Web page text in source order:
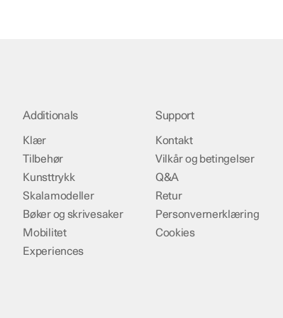
Additionals
Klær
Tilbehør
Kunsttrykk
Skalamodeller
Bøker og skrivesaker
Mobilitet
Experiences
Support
Kontakt
Vilkår og betingelser
Q&A
Retur
Personvernerklæring
Cookies